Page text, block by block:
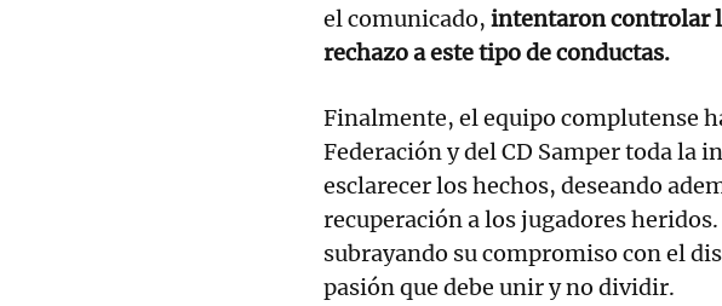
el comunicado, intentaron controlar
rechazo a este tipo de conductas.
Finalmente, el equipo complutense
Federación y del CD Samper toda la
esclarecer los hechos, deseando
recuperación a los jugadores
subrayando su compromiso con el
pasión que debe unir y no dividir.